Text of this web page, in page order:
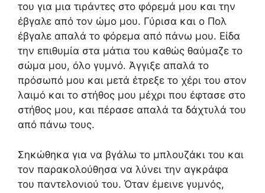
του για μια τιράντες στο φόρεμά μου και την
έβγαλε από τον ώμο μου. Γύρισα και ο Πολ
έβγαλε απαλά το φόρεμα από πάνω μου. Είδα
την επιθυμία στα μάτια του καθώς θαύμαζε το
σώμα μου, όλο γυμνό. Άγγιξε απαλά το
πρόσωπό μου και μετά έτρεξε το χέρι του στον
λαιμό και το στήθος μου μέχρι που έφτασε στο
στήθος μου, και πέρασε απαλά τα δάχτυλά του
από πάνω τους.
Σηκώθηκα για να βγάλω το μπλουζάκι του και
τον παρακολούθησα να λύνει την αγκράφα
του παντελονιού του. Όταν έμεινε γυμνός,